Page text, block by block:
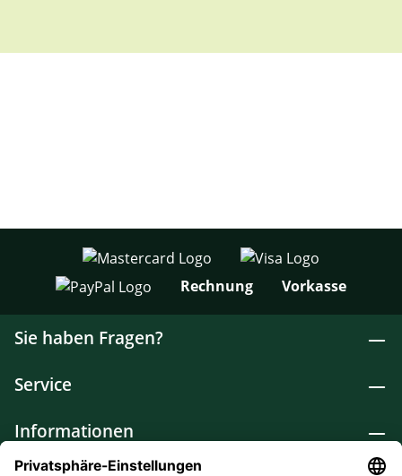
Rechnung Vorkasse
Sie haben Fragen?
Service
Informationen